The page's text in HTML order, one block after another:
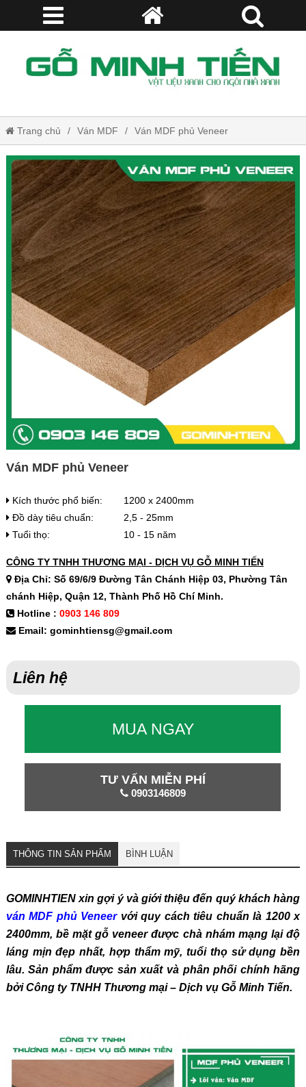
Trang chủ Ván MDF Ván MDF phủ Veneer
Ván MDF phủ Veneer
Kích thước phổ biến:
1200 x 2400mm
Đồ dày tiêu chuẩn:
2,5 - 25mm
Tuổi thọ:
10 - 15 năm
CÔNG TY TNHH THƯƠNG MẠI - DỊCH VỤ GỖ MINH TIẾN
Địa Chỉ: Số 69/6/9 Đường Tân Chánh Hiệp 03, Phường Tân
chánh Hiệp, Quận 12, Thành Phố Hồ Chí Minh.
Hotline : 0903 146 809
Email: gominhtiensg@gmail.com
Liên hệ
MUA NGAY
TƯ VẤN MIỄN PHÍ
0903146809
THÔNG TIN SẢN PHẨM BÌNH LUẬN
GOMINHTIEN xin gợi ý và giới thiệu đến quý khách hàng
ván MDF phủ Veneervới quy cách tiêu chuẩn là 1200 x
2400mm, bề mặt gỗ veneer được chà nhám mạng lại độ
láng mịn đẹp nhất, hợp thẩm mỹ, tuổi thọ sử dụng bền
lâu. Sản phẩm được sản xuất và phân phối chính hãng
bởi Công ty TNHH Thương mại – Dịch vụ Gỗ Minh Tiến.